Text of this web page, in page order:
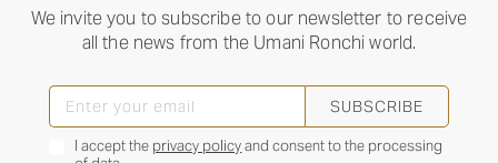
We invite you to subscribe to our newsletter to receive
all the news from the Umani Ronchi world.
SUBSCRIBE
I accept the privacy policyand consent to the processing